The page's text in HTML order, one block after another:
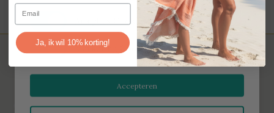
Marketing Cookies
Accepteren
Email
Ja, ik wil 10% korting!